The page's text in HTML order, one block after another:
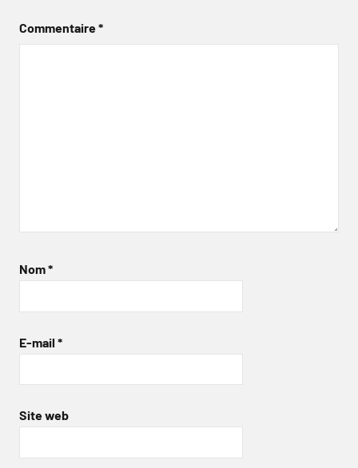
Commentaire*
Nom*
E-mail *
Site web